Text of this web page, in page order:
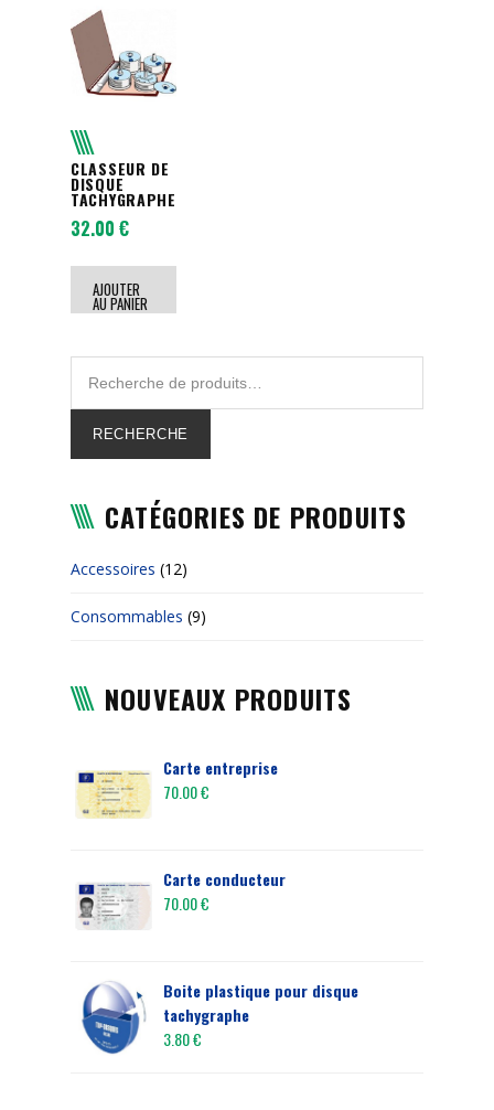
CLASSEUR DE
DISQUE
TACHYGRAPHE
32.00 €
AJOUTER
AU PANIER
RECHERCHE
CATÉGORIES DE PRODUITS
Accessoires (12)
Consommables (9)
NOUVEAUX PRODUITS
Carte entreprise
70.00€
Carte conducteur
70.00€
Boite plastique pour disque
tachygraphe
3.80€